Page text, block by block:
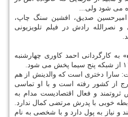
می شود ولی...
امیرحسین صدیق، افشین سنگ چاپ،
نصرالله رادش در فیلم تلویزیونی
به کارگردانی احمد کاوری چهارشنبه
سارا دختری است که والدینش از هم
از کشور رفته است و با او تماسی
و فعال اقتصادیست مدام به
خوبی با پدرش مرتضی کمال ندارد.
و نیاز به پول دارد و با شخصی به نام